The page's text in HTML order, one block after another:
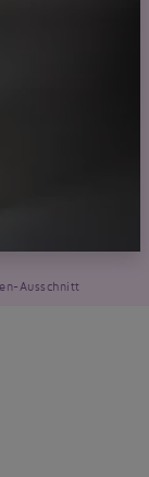
Ausschnitt